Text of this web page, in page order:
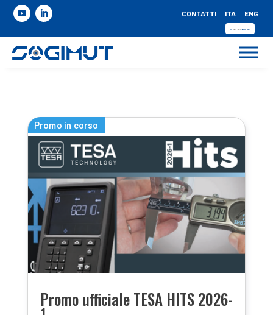
CONTATTI ITA ENG
Promo ufficiale TESA HITS 2026-
Promo in corso